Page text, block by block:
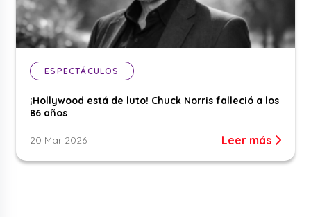
ESPECTÁCULOS
¡Hollywood está de luto! Chuck Norris falleció a los
86 años
20 Mar 2026 Leer más